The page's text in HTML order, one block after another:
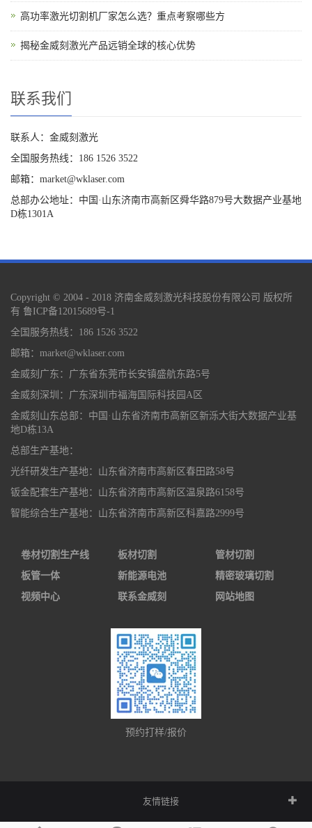
高功率激光切割机厂家怎么选？重点考察哪些方
揭秘金威刻激光产品远销全球的核心优势
联系我们
联系人：金威刻激光
全国服务热线：186 1526 3522
邮箱：market@wklaser.com
总部办公地址：中国·山东济南市高新区舜华路879号大数据产业基地
D栋1301A
Copyright © 2004 - 2018 济南金威刻激光科技股份有限公司 版权所
有 鲁ICP备12015689号-1
全国服务热线：186 1526 3522
邮箱：market@wklaser.com
金威刻广东：广东省东莞市长安镇盛航东路5号
金威刻深圳：广东深圳市福海国际科技园A区
金威刻山东总部：中国·山东省济南市高新区新泺大街大数据产业基
地D栋13A
总部生产基地：
光纤研发生产基地：山东省济南市高新区春田路58号
钣金配套生产基地：山东省济南市高新区温泉路6158号
智能综合生产基地：山东省济南市高新区科嘉路2999号
卷材切割生产线 板材切割
管材切割
板管一体
新能源电池
精密玻璃切割
视频中心
联系金威刻 网站地图
预约打样/报价
友情链接